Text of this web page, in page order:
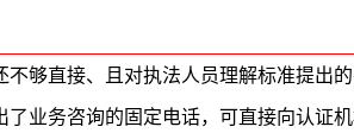
够直接、且对执法人员理解标准提出
业务咨询的固定电话，可直接向认证